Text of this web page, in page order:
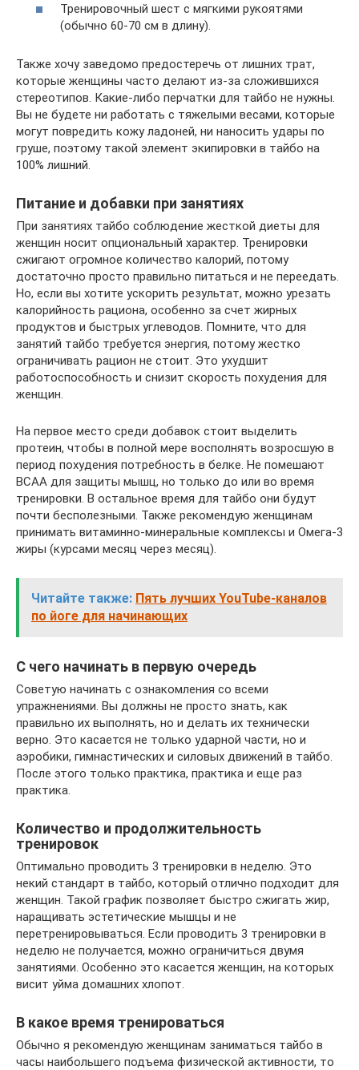
Тренировочный шест с мягкими рукоятями
(обычно 60-70 см в длину).
Также хочу заведомо предостеречь от лишних трат,
которые женщины часто делают из-за сложившихся
стереотипов. Какие-либо перчатки для тайбо не нужны.
Вы не будете ни работать с тяжелыми весами, которые
могут повредить кожу ладоней, ни наносить удары по
груше, поэтому такой элемент экипировки в тайбо на
100% лишний.
Питание и добавки при занятиях
При занятиях тайбо соблюдение жесткой диеты для
женщин носит опциональный характер. Тренировки
сжигают огромное количество калорий, потому
достаточно просто правильно питаться и не переедать.
Но, если вы хотите ускорить результат, можно урезать
калорийность рациона, особенно за счет жирных
продуктов и быстрых углеводов. Помните, что для
занятий тайбо требуется энергия, потому жестко
ограничивать рацион не стоит. Это ухудшит
работоспособность и снизит скорость похудения для
женщин.
На первое место среди добавок стоит выделить
протеин, чтобы в полной мере восполнять возросшую в
период похудения потребность в белке. Не помешают
BCAA для защиты мышц, но только до или во время
тренировки. В остальное время для тайбо они будут
почти бесполезными. Также рекомендую женщинам
принимать витаминно-минеральные комплексы и Омега-3
жиры (курсами месяц через месяц).
Читайте также: Пять лучших YouTube-каналов
по йоге для начинающих
С чего начинать в первую очередь
Советую начинать с ознакомления со всеми
упражнениями. Вы должны не просто знать, как
правильно их выполнять, но и делать их технически
верно. Это касается не только ударной части, но и
аэробики, гимнастических и силовых движений в тайбо.
После этого только практика, практика и еще раз
практика.
Количество и продолжительность
тренировок
Оптимально проводить 3 тренировки в неделю. Это
некий стандарт в тайбо, который отлично подходит для
женщин. Такой график позволяет быстро сжигать жир,
наращивать эстетические мышцы и не
перетренировываться. Если проводить 3 тренировки в
неделю не получается, можно ограничиться двумя
занятиями. Особенно это касается женщин, на которых
висит уйма домашних хлопот.
В какое время тренироваться
Обычно я рекомендую женщинам заниматься тайбо в
часы наибольшего подъема физической активности, то